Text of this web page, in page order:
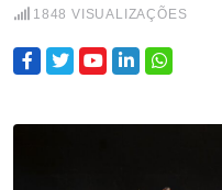
1848 VISUALIZAÇÕES